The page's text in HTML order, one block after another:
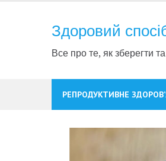
Здоровий
Все про те, як зберегти
РЕПРОДУКТИВНЕ